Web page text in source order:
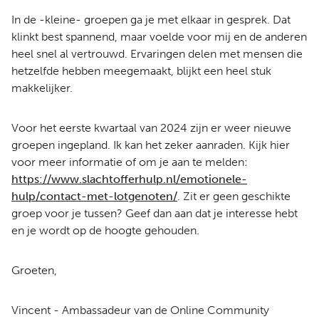
In de -kleine- groepen ga je met elkaar in gesprek. Dat
klinkt best spannend, maar voelde voor mij en de anderen
heel snel al vertrouwd. Ervaringen delen met mensen die
hetzelfde hebben meegemaakt, blijkt een heel stuk
makkelijker.
Voor het eerste kwartaal van 2024 zijn er weer nieuwe
groepen ingepland. Ik kan het zeker aanraden. Kijk hier
voor meer informatie of om je aan te melden:
https://www.slachtofferhulp.nl/emotionele-
hulp/contact-met-lotgenoten/. Zit er geen geschikte
groep voor je tussen? Geef dan aan dat je interesse hebt
en je wordt op de hoogte gehouden.
Groeten,
Vincent - Ambassadeur van de Online Community